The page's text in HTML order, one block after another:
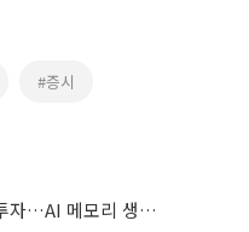
#증시
SK하이닉스, 용인·청주에 54조 투자…AI 메모리 생산기지 키운다